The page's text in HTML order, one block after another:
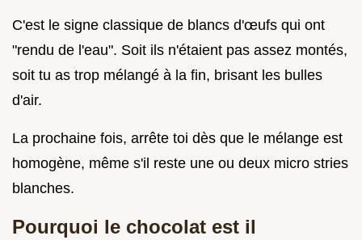
C'est le signe classique de blancs d'œufs qui ont
"rendu de l'eau". Soit ils n'étaient pas assez montés,
soit tu as trop mélangé à la fin, brisant les bulles
d'air.
La prochaine fois, arrête toi dès que le mélange est
homogène, même s'il reste une ou deux micro stries
blanches.
Pourquoi le chocolat est il